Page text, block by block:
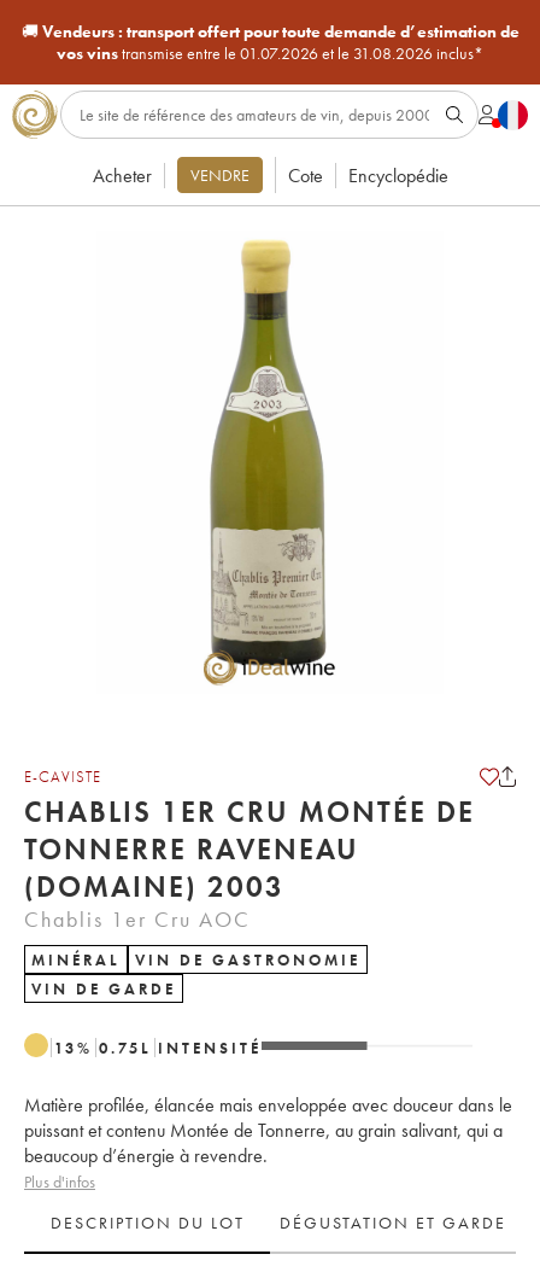
🚚Vendeurs : transport offert pour toute demande d’estimation de
vos vinstransmise entre le 01.07.2026 et le 31.08.2026 inclus*
Acheter VENDRE Cote Encyclopédie
E-CAVISTE
CHABLIS 1ER CRU MONTÉE DE
TONNERRE RAVENEAU
(DOMAINE) 2003
Chablis 1er Cru AOC
MINÉRAL
VIN DE GASTRONOMIE
VIN DE GARDE
13% 0.75 L INTENSITÉ
Matière profilée, élancée mais enveloppée avec douceur dans le
puissant et contenu Montée de Tonnerre, au grain salivant, qui a
beaucoup d’énergie à revendre.
Plus d'infos
DESCRIPTION DU LOT
DÉGUSTATION ET GARDE